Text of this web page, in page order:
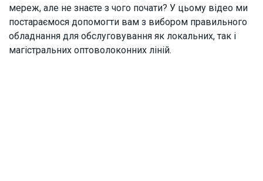
мереж, але не знаєте з чого почати? У цьому відео ми
постараємося допомогти вам з вибором правильного
обладнання для обслуговування як локальних, так і
магістральних оптоволоконних ліній.